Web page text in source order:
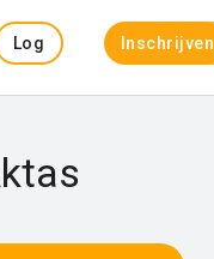
Log
Inschrijven